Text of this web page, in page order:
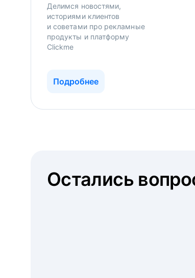
Делимся новостями,
историями клиентов
и советами про рекламные
продукты и платформу
Clickme
Подробнее
Остались